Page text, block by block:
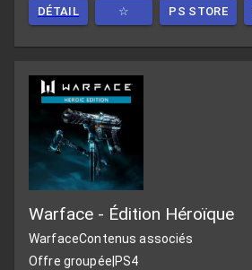
DÉTAIL ☆ PS STORE
Warface - Édition Héroïque
WarfaceContenus associés
Offre groupée PS4